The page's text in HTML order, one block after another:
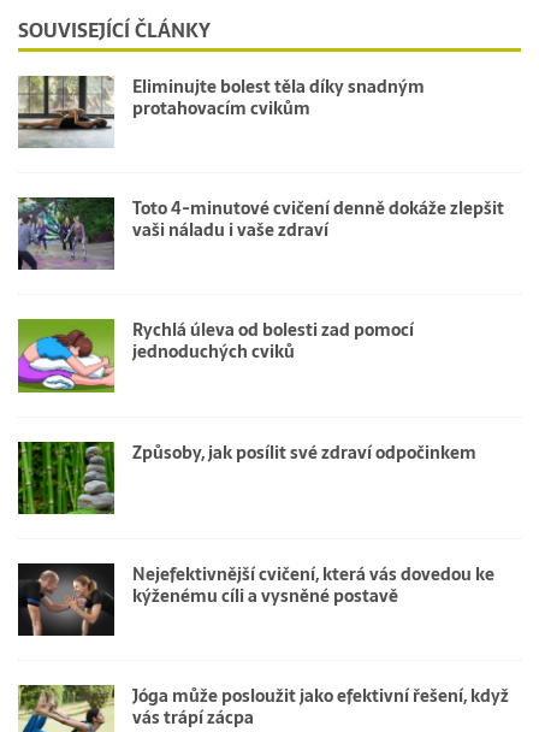
SOUVISEJÍCÍ ČLÁNKY
Eliminujte bolest těla díky snadným
protahovacím cvikům
Toto 4-minutové cvičení denně dokáže zlepšit
vaši náladu i vaše zdraví
Rychlá úleva od bolesti zad pomocí
jednoduchých cviků
Způsoby, jak posílit své zdraví odpočinkem
Nejefektivnější cvičení, která vás dovedou ke
kýženému cíli a vysněné postavě
Jóga může posloužit jako efektivní řešení, když
vás trápí zácpa